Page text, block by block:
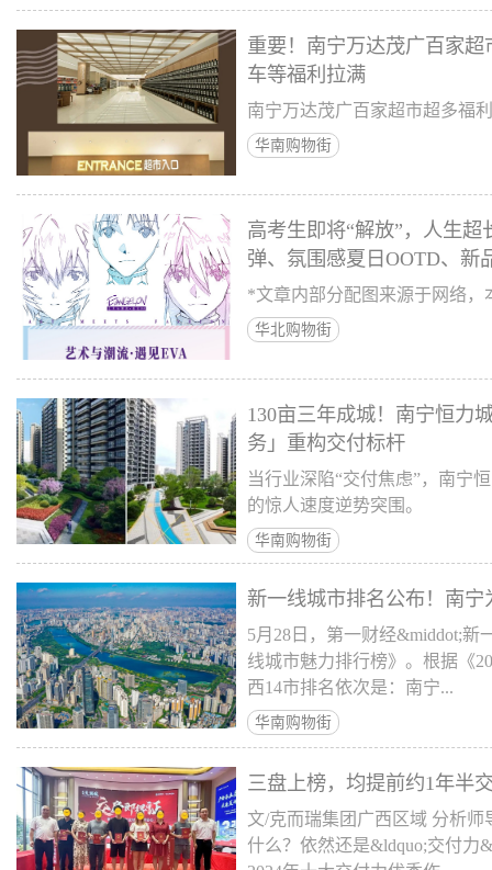
重要！南宁万达茂广百家
车等福利拉满
南宁万达茂广百家超市超多福
华南购物街
高考生即将“解放”，人生
弹、氛围感夏日OOTD、新
*文章内部分配图来源于网络，
华北购物街
130亩三年成城！南宁恒力
务」重构交付标杆
当行业深陷“交付焦虑”，南宁
的惊人速度逆势突围。
华南购物街
新一线城市排名公布！南宁
5月28日，第一财经&middot;新
线城市魅力排行榜》。根据《
西14市排名依次是：南宁...
华南购物街
三盘上榜，均提前约1年半
文/克而瑞集团广西区域 分析
什么？依然还是&ldquo;交付力